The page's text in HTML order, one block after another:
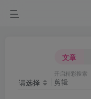
文章
请选择
开启精彩搜索